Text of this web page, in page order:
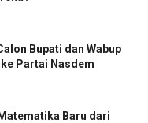
Bupati dan Wabup
Partai Nasdem
Baru dari